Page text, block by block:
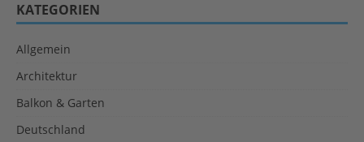
KATEGORIEN
Allgemein
Architektur
Balkon & Garten
Deutschland